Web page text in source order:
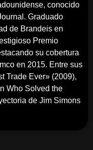
conocido
Graduado
de Brandeis en
Premio
su cobertura
en 2015. Entre sus
Trade Ever» (2009),
Who Solved the
de Jim Simons